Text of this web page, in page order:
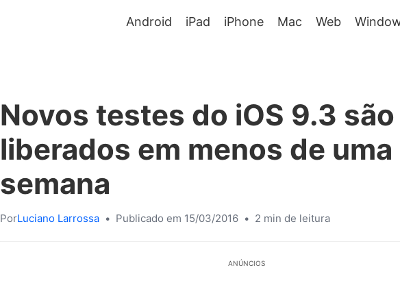
Android iPad iPhone Mac Web
Novos testes do iOS 9.3 são
liberados em menos de uma
semana
PorLuciano Larrossa • Publicado em 15/03/2016 • 2 min de leitura
ANÚNCIOS